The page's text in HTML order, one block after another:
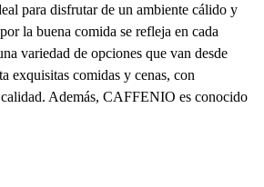
para disfrutar de un ambiente cálido y
la buena comida se refleja en cada
variedad de opciones que van desde
exquisitas comidas y cenas, con
Además, CAFFENIO es conocido